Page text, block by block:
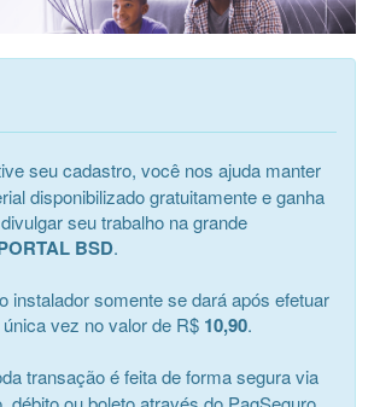
seu cadastro, você nos ajuda manter
disponibilizado gratuitamente e ganha
seu trabalho na grande
BSD.
instalador somente se dará após efetuar
vez no valor de R$ 10,90.
transação é feita de forma segura via